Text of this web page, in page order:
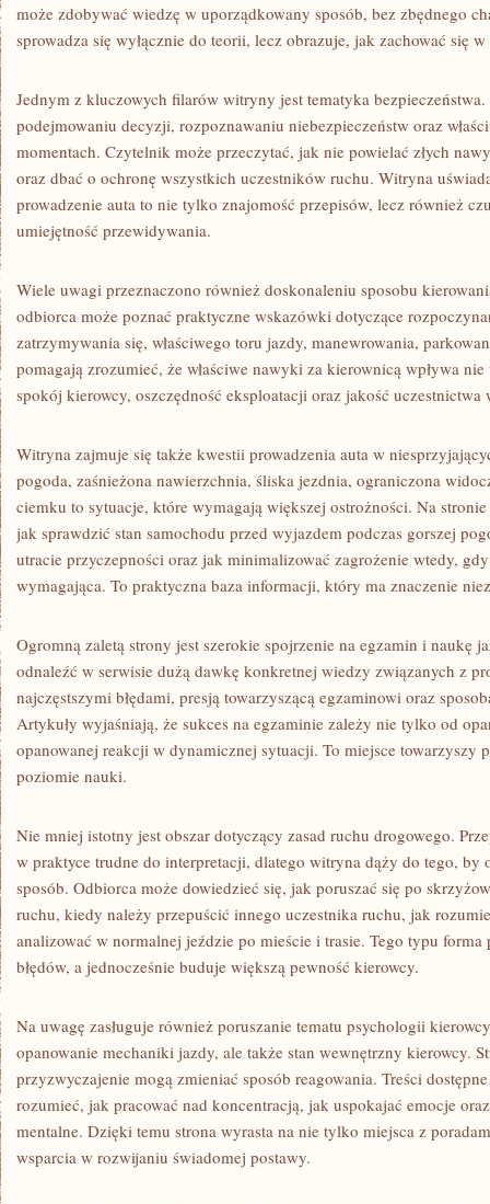
może zdobywać wiedzę w uporządkowany sposób, bez zbędnego
sprowadza się wyłącznie do teorii, lecz obrazuje, jak zachować się
Jednym z kluczowych filarów witryny jest tematyka
podejmowaniu decyzji, rozpoznawaniu niebezpieczeństw oraz
momentach. Czytelnik może przeczytać, jak nie powielać złych
oraz dbać o ochronę wszystkich uczestników ruchu. Witryna
prowadzenie auta to nie tylko znajomość przepisów, lecz również
umiejętność przewidywania.
Wiele uwagi przeznaczono również doskonaleniu sposobu
odbiorca może poznać praktyczne wskazówki dotyczące
zatrzymywania się, właściwego toru jazdy, manewrowania,
pomagają zrozumieć, że właściwe nawyki za kierownicą wpływa
spokój kierowcy, oszczędność eksploatacji oraz jakość uczestnictwa
Witryna zajmuje się także kwestii prowadzenia auta w
pogoda, zaśnieżona nawierzchnia, śliska jezdnia, ograniczona
ciemku to sytuacje, które wymagają większej ostrożności. Na
jak sprawdzić stan samochodu przed wyjazdem podczas gorszej
utracie przyczepności oraz jak minimalizować zagrożenie wtedy,
wymagająca. To praktyczna baza informacji, który ma znaczenie
Ogromną zaletą strony jest szerokie spojrzenie na egzamin i naukę
odnaleźć w serwisie dużą dawkę konkretnej wiedzy związanych z
najczęstszymi błędami, presją towarzyszącą egzaminowi oraz
Artykuły wyjaśniają, że sukces na egzaminie zależy nie tylko od
opanowanej reakcji w dynamicznej sytuacji. To miejsce towarzyszy
poziomie nauki.
Nie mniej istotny jest obszar dotyczący zasad ruchu drogowego.
w praktyce trudne do interpretacji, dlatego witryna dąży do tego, by
sposób. Odbiorca może dowiedzieć się, jak poruszać się po
ruchu, kiedy należy przepuścić innego uczestnika ruchu, jak
analizować w normalnej jeździe po mieście i trasie. Tego typu forma
błędów, a jednocześnie buduje większą pewność kierowcy.
Na uwagę zasługuje również poruszanie tematu psychologii
opanowanie mechaniki jazdy, ale także stan wewnętrzny kierowcy.
przyzwyczajenie mogą zmieniać sposób reagowania. Treści
rozumieć, jak pracować nad koncentracją, jak uspokajać emocje
mentalne. Dzięki temu strona wyrasta na nie tylko miejsca z
wsparcia w rozwijaniu świadomej postawy.